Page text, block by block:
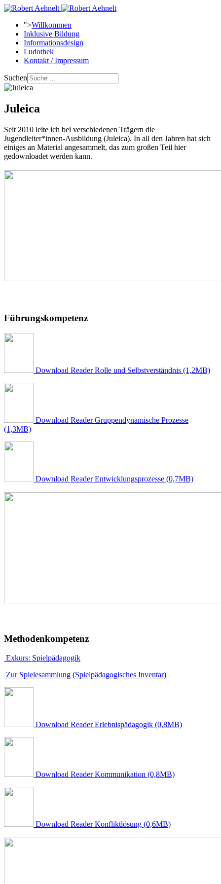
">Willkommen
Inklusive Bildung
Informationsdesign
Ludothek
Kontakt / Impressum
Suchen
Juleica
Seit 2010 leite ich bei verschiedenen Trägern die
Jugendleiter*innen-Ausbildung (Juleica). In all den Jahren hat sich
einiges an Material angesammelt, das zum großen Teil hier
gedownloadet werden kann.
Führungskompetenz
Download Reader Rolle und Selbstverständnis (1,2MB)
Download Reader Gruppendynamische Prozesse
(1,3MB)
Download Reader Entwicklungsprozesse (0,7MB)
Methodenkompetenz
Exkurs: Spielpädagogik
Zur Spielesammlung (Spielpädagogisches Inventar)
Download Reader Erlebnispädagogik (0,8MB)
Download Reader Kommunikation (0,8MB)
Download Reader Konfliktlösung (0,6MB)